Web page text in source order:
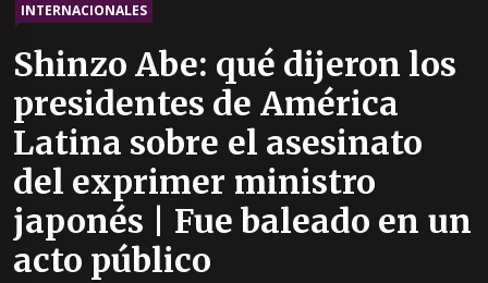
INTERNACIONALES
Shinzo Abe: qué dijeron los
presidentes de América
Latina sobre el asesinato
del exprimer ministro
japonés | Fue baleado en un
acto público